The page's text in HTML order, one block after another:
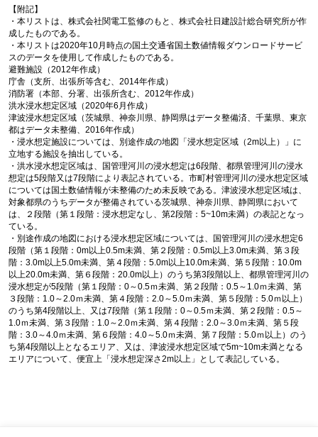
【附記】
・本リストは、株式会社関電工監修のもと、株式会社日建設計総合研究所が作
成したものである。
・本リストは2020年10月時点の国土交通省国土数値情報ダウンロードサービ
スのデータを使用して作成したものである。
避難施設（2012年作成）
庁舎（支所、出張所等含む、2014年作成）
消防署（本部、分署、出張所含む、2012年作成）
洪水浸水想定区域（2020年6月作成）
津波浸水想定区域（茨城県、神奈川県、静岡県はデータ整備済、千葉県、東京
都はデータ未整備、2016年作成）
・浸水想定施設については、別途作成の地図「浸水想定区域（2m以上）」に
立地する施設を抽出している。
・洪水浸水想定区域は、国管理河川の浸水想定は6段階、都県管理河川の浸水
想定は5段階又は7段階により表記されている。市町村管理河川の浸水想定区域
については国土数値情報が未整備のため未反映である。津波浸水想定区域は、
対象都県のうちデータが整備されている茨城県、神奈川県、静岡県において
は、２段階（第１段階：浸水想定なし、第2段階：5~10m未満）の表記となっ
ている。
・別途作成の地図における浸水想定区域については、国管理河川の浸水想定6
段階（第１段階：0m以上0.5m未満、第２段階：0.5m以上3.0m未満、第３段
階：3.0m以上5.0m未満、第４段階：5.0m以上10.0m未満、第５段階：10.0m
以上20.0m未満、第６段階：20.0m以上）のうち第3段階以上、都県管理河川の
浸水想定が5段階（第１段階：0～0.5ｍ未満、第２段階：0.5～1.0ｍ未満、第
３段階：1.0～2.0ｍ未満、第４段階：2.0～5.0ｍ未満、第５段階：5.0ｍ以上）
のうち第4段階以上、又は7段階（第１段階：0～0.5ｍ未満、第２段階：0.5～
1.0ｍ未満、第３段階：1.0～2.0ｍ未満、第４段階：2.0～3.0ｍ未満、第５段
階：3.0～4.0ｍ未満、第６段階：4.0～5.0ｍ未満、第７段階：5.0ｍ以上）のう
ち第4段階以上となるエリア、又は、津波浸水想定区域で5m~10m未満となる
エリアについて、便宜上「浸水想定深さ2m以上」として表記している。